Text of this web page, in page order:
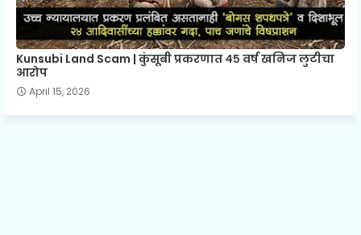
Kunsubi Land Scam | कुंसूबी प्रकरणात ४५ वर्ष खनिज लुटीचा
आरोप
April 15, 2026